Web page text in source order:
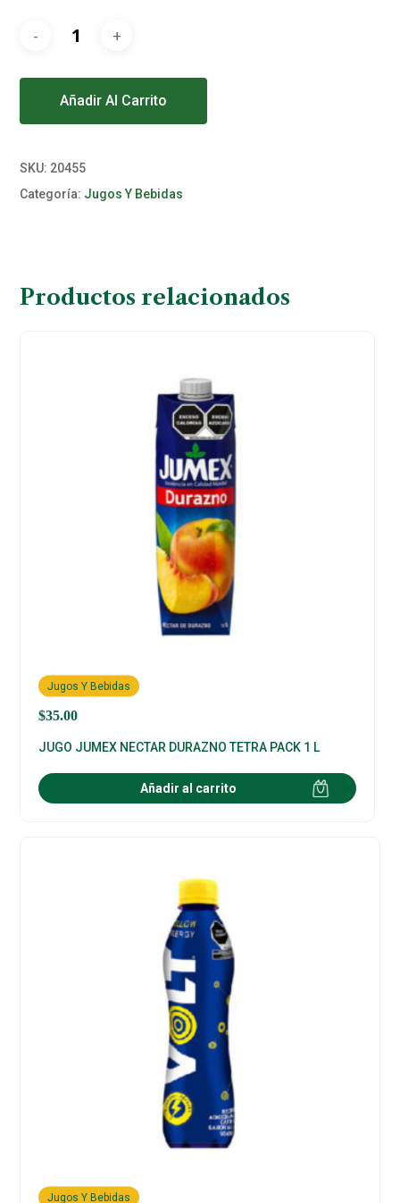
Añadir Al Carrito
SKU: 20455
Categoría: Jugos Y Bebidas
Productos relacionados
$35.00
Jugos Y Bebidas
JUGO JUMEX NECTAR DURAZNO TETRA PACK 1 L
Añadir al carrito
Jugos Y Bebidas